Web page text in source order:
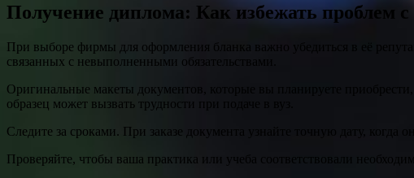
Получение диплома: Как избежать проблем с
При выборе фирмы для оформления бланка важно убедиться в её
связанных с невыполненными обязательствами.
Оригинальные макеты документов, которые вы планируете
образец может вызвать трудности при подаче в вуз.
Следите за сроками. При заказе документа узнайте точную дату,
Проверяйте, чтобы ваша практика или учеба соответствовали